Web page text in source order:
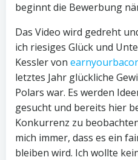
beginnt die Bewerbung
Das Video wird gedreht
ich riesiges Glück und
Kessler von
letztes Jahr glückliche
Polars war. Es werden
gesucht und bereits hier
Konkurrenz zu
mich immer, dass es ein
bleiben wird. Ich wollte